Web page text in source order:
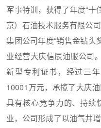
军事特训，获得了年度“十
京）石油技术服务有限公
集团公司年度“销售金钻头
业经营大庆信辰油服公司
新型专利证书，经过三
10001万元，承揽了大庆
具有核心竞争力的、持续
业，公司形成了以油气井